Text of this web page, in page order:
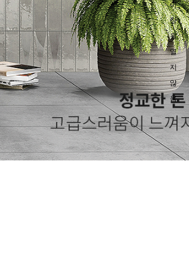
이
창
을
열
지
않
음